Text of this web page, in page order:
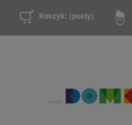
Koszyk: (pusty)